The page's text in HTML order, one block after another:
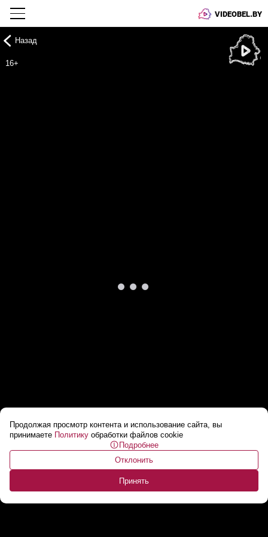
VIDEOBEL.BY
Продолжая просмотр контента и использование сайта, вы
принимаете Политику обработки файлов cookie
Подробнее
Отклонить
Принять
Назад
16+
США захватывают TikTok...